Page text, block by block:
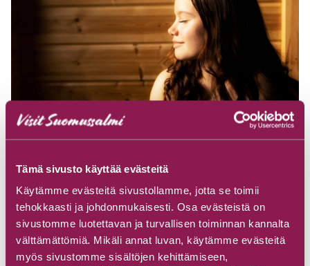
Tämä sivusto käyttää evästeitä
Käytämme evästeitä sivustollamme, jotta se toimii
tehokkaasti ja johdonmukaisesti. Osa evästeistä on
sivustomme luotettavan ja turvallisen toiminnan kannalta
välttämättömiä. Mikäli annat luvan, käytämme evästeitä
myös sivustomme sisältöjen kehittämiseen,
Wellness-Angebote entdecken